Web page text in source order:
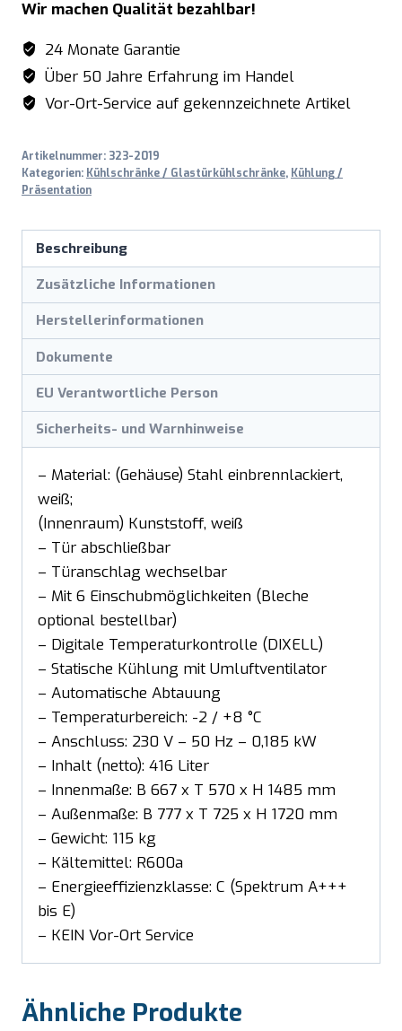
-
weiß,
Modell
HK
500
Menge
Wir machen Qualität bezahlbar!
24 Monate Garantie
Über 50 Jahre Erfahrung im Handel
Vor-Ort-Service auf gekennzeichnete Artikel
Artikelnummer: 323-2019
Kategorien: Kühlschränke / Glastürkühlschränke, Kühlung /
Präsentation
Beschreibung
Zusätzliche Informationen
Herstellerinformationen
Dokumente
EU Verantwortliche Person
Sicherheits- und Warnhinweise
– Material: (Gehäuse) Stahl einbrennlackiert,
weiß;
(Innenraum) Kunststoff, weiß
– Tür abschließbar
– Türanschlag wechselbar
– Mit 6 Einschubmöglichkeiten (Bleche
optional bestellbar)
– Digitale Temperaturkontrolle (DIXELL)
– Statische Kühlung mit Umluftventilator
– Automatische Abtauung
– Temperaturbereich: -2 / +8 °C
– Anschluss: 230 V – 50 Hz – 0,185 kW
– Inhalt (netto): 416 Liter
– Innenmaße: B 667 x T 570 x H 1485 mm
– Außenmaße: B 777 x T 725 x H 1720 mm
– Gewicht: 115 kg
– Kältemittel: R600a
– Energieeffizienzklasse: C (Spektrum A+++
bis E)
– KEIN Vor-Ort Service
Ähnliche Produkte